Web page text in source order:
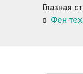
Главная
Фен